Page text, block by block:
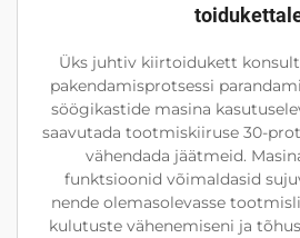
Üks juhtiv kiirtoidukett
pakendamisprotsessi
söögikastide masina
saavutada tootmiskiiruse 30-
vähendada jäätmeid.
funktsioonid võimaldasid
nende olemasolevasse
kulutuste vähenemiseni ja